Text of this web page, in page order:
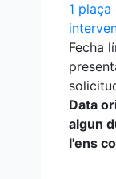
1 plaça
Fecha
Data
algun
l'ens